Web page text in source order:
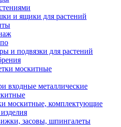
и ящики для растений
и подвязки для растений
москитные
входные металлические
москитные, комплектующие
засовы, шпингалеты